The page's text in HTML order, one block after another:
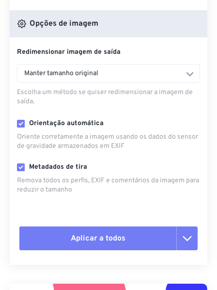
Do OneDrive
Da URL
Opções de imagem
Redimensionar imagem de saída
Manter tamanho original
Escolha um método se quiser redimensionar a imagem de
saída.
Orientação automática
Oriente corretamente a imagem usando os dados do sensor
de gravidade armazenados em EXIF
Metadados de tira
Remova todos os perfis, EXIF ​​e comentários da imagem para
reduzir o tamanho
Aplicar a todos
Aplicar a partir da predefinição